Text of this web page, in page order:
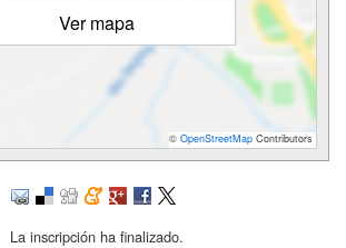
Ver mapa
© OpenStreetMap Contributors
La inscripción ha finalizado.